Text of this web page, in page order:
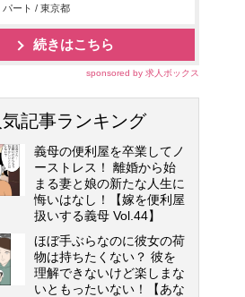
パート / 東京都
続きはこちら
sponsored by 求人ボックス
気記事ランキング
義母の便利屋を卒業してノ
ーストレス！ 離婚から始
まる妻と娘の新たな人生に
悔いはなし！【嫁を便利屋
扱いする義母 Vol.44】
ほぼ手ぶらなのに彼女の荷
物は持ちたくない？ 彼を
理解できないけど楽しまな
いともったいない！【あな